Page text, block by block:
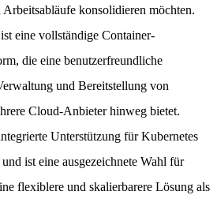
Arbeitsabläufe konsolidieren möchten.
eine vollständige Container-
die eine benutzerfreundliche
und Bereitstellung von
Cloud-Anbieter hinweg bietet.
Unterstützung für Kubernetes
ist eine ausgezeichnete Wahl für
flexiblere und skalierbarere Lösung als